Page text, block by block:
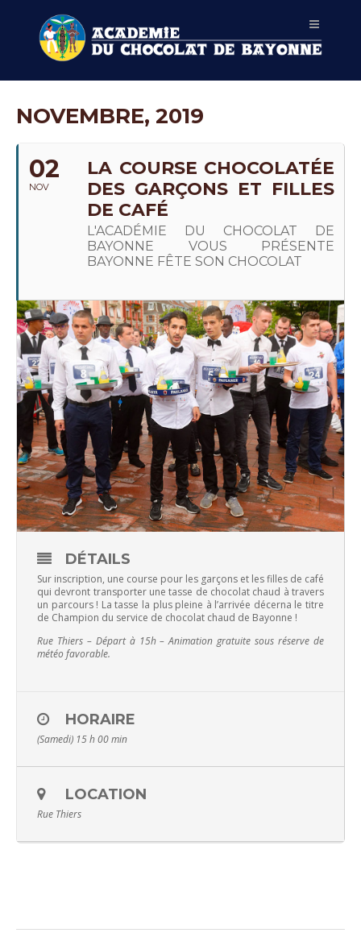
NOVEMBRE, 2019
02
NOV
LA COURSE CHOCOLATÉE
DES GARÇONS ET FILLES
DE CAFÉ
L'ACADÉMIE DU CHOCOLAT DE
BAYONNE VOUS PRÉSENTE
BAYONNE FÊTE SON CHOCOLAT
DÉTAILS
Sur inscription, une course pour les garçons et les filles de café
qui devront transporter une tasse de chocolat chaud à travers
un parcours ! La tasse la plus pleine à l’arrivée décerna le titre
de Champion du service de chocolat chaud de Bayonne !
Rue Thiers – Départ à 15h – Animation gratuite sous réserve de
météo favorable.
HORAIRE
(Samedi) 15 h 00 min
LOCATION
Rue Thiers